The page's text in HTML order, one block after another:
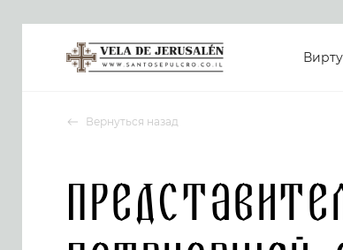
Вернуться назад